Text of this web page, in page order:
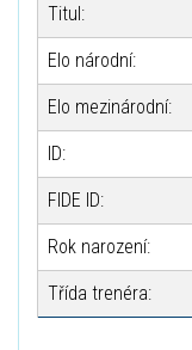
Titul:
Elo národní:
Elo mezinárodní:
ID:
FIDE ID:
Rok narození:
Třída trenéra: